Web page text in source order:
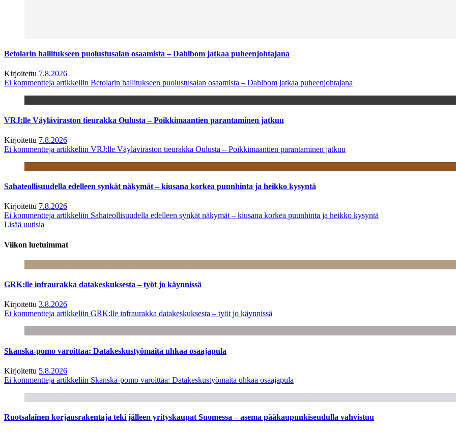
Betolarin hallitukseen puolustusalan osaamista – Dahlbom jatkaa puheenjohtajana
Kirjoitettu 7.8.2026
Ei kommentteja artikkeliin Betolarin hallitukseen puolustusalan osaamista – Dahlbom jatkaa puheenjohtajana
VRJ:lle Väyläviraston tieurakka Oulusta – Poikkimaantien parantaminen jatkuu
Kirjoitettu 7.8.2026
Ei kommentteja artikkeliin VRJ:lle Väyläviraston tieurakka Oulusta – Poikkimaantien parantaminen jatkuu
Sahateollisuudella edelleen synkät näkymät – kiusana korkea puunhinta ja heikko kysyntä
Kirjoitettu 7.8.2026
Ei kommentteja artikkeliin Sahateollisuudella edelleen synkät näkymät – kiusana korkea puunhinta ja heikko kysyntä
Lisää uutisia
Viikon luetuimmat
GRK:lle infraurakka datakeskuksesta – työt jo käynnissä
Kirjoitettu 3.8.2026
Ei kommentteja artikkeliin GRK:lle infraurakka datakeskuksesta – työt jo käynnissä
Skanska-pomo varoittaa: Datakeskustyömaita uhkaa osaajapula
Kirjoitettu 5.8.2026
Ei kommentteja artikkeliin Skanska-pomo varoittaa: Datakeskustyömaita uhkaa osaajapula
Ruotsalainen korjausrakentaja teki jälleen yrityskaupat Suomessa – asema pääkaupunkiseudulla vahvistuu